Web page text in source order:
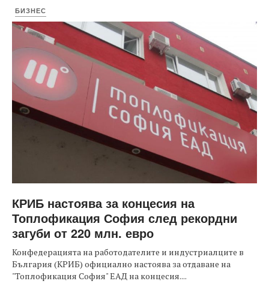
БИЗНЕС
КРИБ настоява за концесия на
Топлофикация София след рекордни
загуби от 220 млн. евро
Конфедерацията на работодателите и индустриалците в
България (КРИБ) официално настоява за отдаване на
"Топлофикация София" ЕАД на концесия....